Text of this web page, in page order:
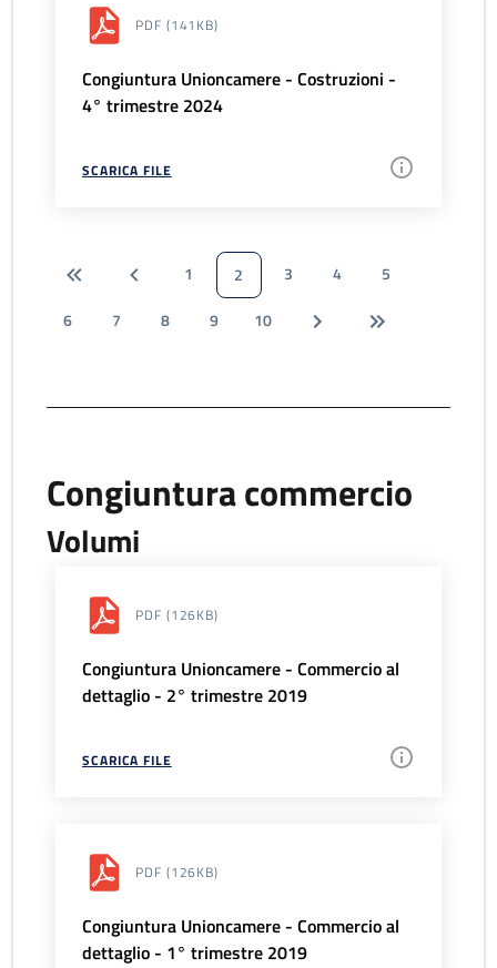
PDF (141KB)
Congiuntura Unioncamere - Costruzioni -
4° trimestre 2024
SCARICA FILE
1 2 3 4
5
6
7 8 9 10
Congiuntura commercio
Volumi
PDF (126KB)
Congiuntura Unioncamere - Commercio al
dettaglio - 2° trimestre 2019
SCARICA FILE
PDF (126KB)
Congiuntura Unioncamere - Commercio al
dettaglio - 1° trimestre 2019